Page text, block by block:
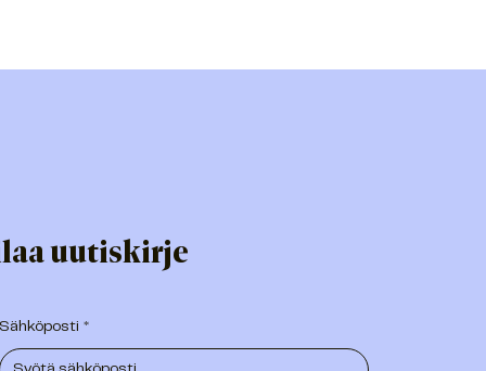
uutiskirje
Sähköposti *